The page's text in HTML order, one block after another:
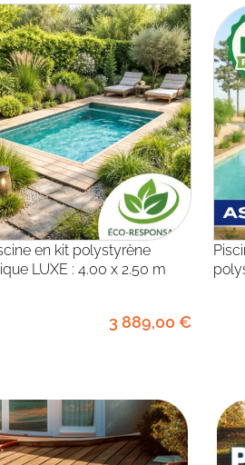
LUXE : 4.00 x 2.50 m
3 889,00 €
Piscine en kit écologique